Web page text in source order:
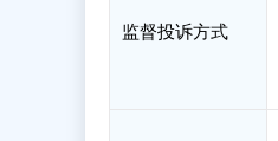
监督投诉方式